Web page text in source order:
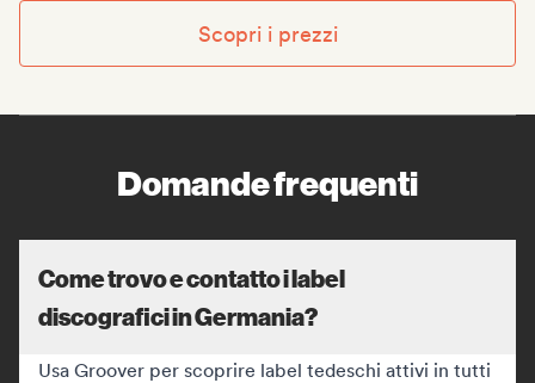
Scopri i prezzi
Domande frequenti
Come trovo e contatto i label
discografici in Germania?
Usa Groover per scoprire label tedeschi attivi in tutti